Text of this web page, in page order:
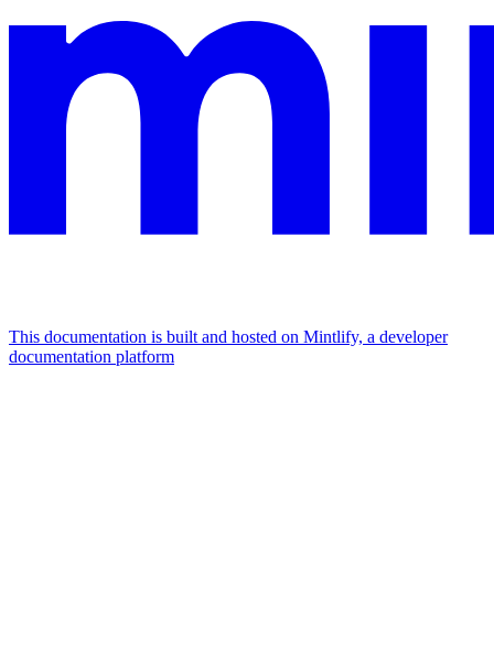
This documentation is built and hosted on Mintlify, a developer
documentation platform